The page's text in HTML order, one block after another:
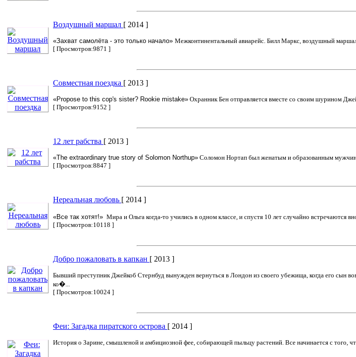
Воздушный маршал [ 2014 ]
«Захват самолёта - это только начало» Межконтинентальный авиарейс. Билл Маркс, воздушный
[ Просмотров:9871 ]
Совместная поездка [ 2013 ]
«Propose to this cop's sister? Rookie mistake» Охранник Бен отправляется вместе со своим шурином
[ Просмотров:9152 ]
12 лет рабства [ 2013 ]
«The extraordinary true story of Solomon Northup» Соломон Нортап был женатым и образованным
[ Просмотров:8847 ]
Нереальная любовь [ 2014 ]
«Все так хотят!» Мира и Ольга когда-то учились в одном классе, и спустя 10 лет случайно встречаются
[ Просмотров:10118 ]
Добро пожаловать в капкан [ 2013 ]
Бывший преступник Джейкоб Стернбуд вынужден вернуться в Лондон из своего убежища, когда его сын
ко�...
[ Просмотров:10024 ]
Феи: Загадка пиратского острова [ 2014 ]
История о Зарине, смышленой и амбициозной фее, собирающей пыльцу растений. Все начинается с